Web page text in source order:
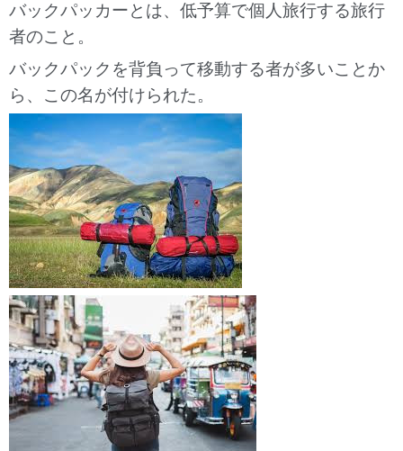
バックパッカーとは、低予算で個人旅行する旅行
者のこと。
バックパックを背負って移動する者が多いことか
ら、この名が付けられた。